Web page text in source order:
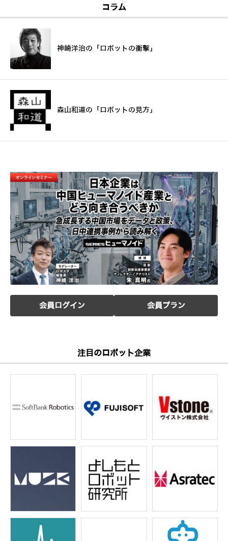
コラム
神崎洋治の「ロボットの衝撃」
森山和道の「ロボットの見方」
会員ログイン 会員プラン
注目のロボット企業